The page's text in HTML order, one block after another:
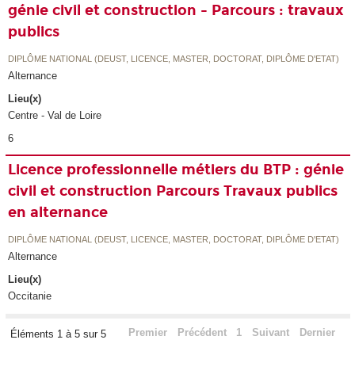
génie civil et construction - Parcours : travaux
publics
DIPLÔME NATIONAL (DEUST, LICENCE, MASTER, DOCTORAT, DIPLÔME D'ETAT)
Alternance
Lieu(x)
Centre - Val de Loire
6
Licence professionnelle métiers du BTP : génie
civil et construction Parcours Travaux publics
en alternance
DIPLÔME NATIONAL (DEUST, LICENCE, MASTER, DOCTORAT, DIPLÔME D'ETAT)
Alternance
Lieu(x)
Occitanie
Éléments 1 à 5 sur 5 Premier Précédent 1 Suivant Dernier